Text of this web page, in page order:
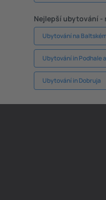
Nejlepší ubytování -
Ubytování na
Ubytování in Podhale
Ubytování in Dobruja